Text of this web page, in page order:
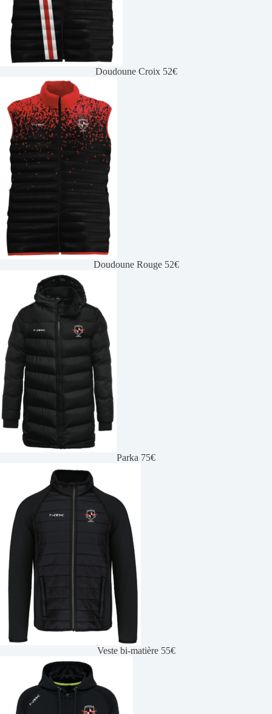
Doudoune Croix 52€
Doudoune Rouge 52€
Parka 75€
Veste bi-matière 55€